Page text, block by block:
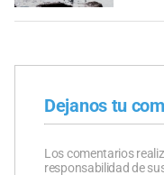
Dejanos tu
Los comentarios
responsabilidad de